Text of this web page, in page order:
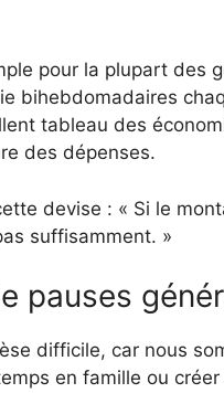
pour la plupart des
bihebdomadaires
tableau des
des dépenses.
devise : « Si le
suffisamment. »
pauses
difficile, car nous
en famille ou